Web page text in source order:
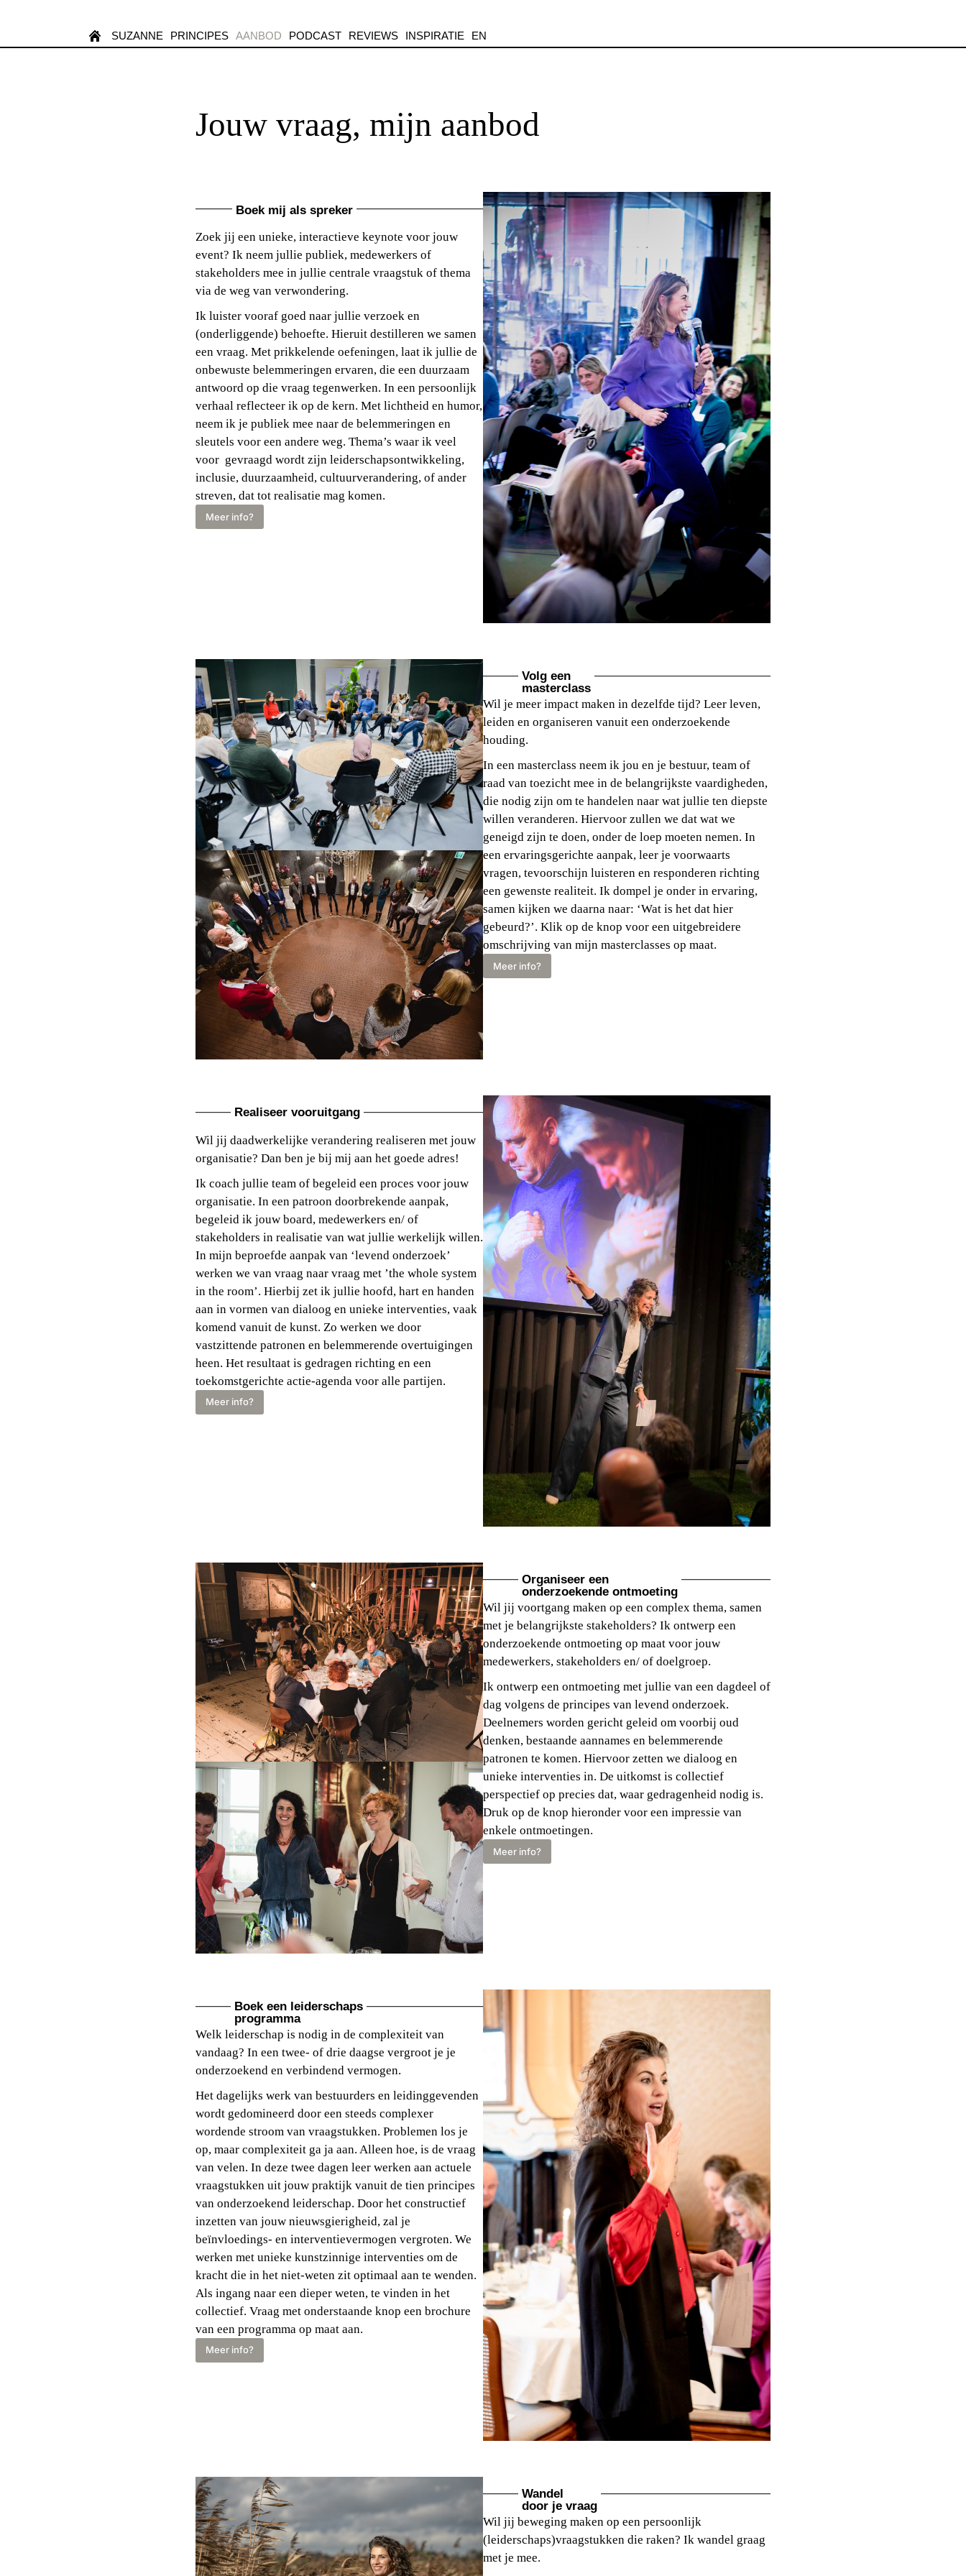
SUZANNE PRINCIPES AANBOD PODCAST REVIEWS INSPIRATIE EN
Jouw vraag, mijn aanbod
Boek mij als spreker
Zoek jij een unieke, interactieve keynote voor jouw
event? Ik neem jullie publiek, medewerkers of
stakeholders mee in jullie centrale vraagstuk of thema
via de weg van verwondering.
Ik luister vooraf goed naar jullie verzoek en
(onderliggende) behoefte. Hieruit destilleren we samen
een vraag. Met prikkelende oefeningen, laat ik jullie de
onbewuste belemmeringen ervaren, die een duurzaam
antwoord op die vraag tegenwerken. In een persoonlijk
verhaal reflecteer ik op de kern. Met lichtheid en humor,
neem ik je publiek mee naar de belemmeringen en
sleutels voor een andere weg. Thema’s waar ik veel
voor gevraagd wordt zijn leiderschapsontwikkeling,
inclusie, duurzaamheid, cultuurverandering, of ander
streven, dat tot realisatie mag komen.
Meer info?
Volg een
masterclass
Wil je meer impact maken in dezelfde tijd? Leer leven,
leiden en organiseren vanuit een onderzoekende
houding.
In een masterclass neem ik jou en je bestuur, team of
raad van toezicht mee in de belangrijkste vaardigheden,
die nodig zijn om te handelen naar wat jullie ten diepste
willen veranderen. Hiervoor zullen we dat wat we
geneigd zijn te doen, onder de loep moeten nemen. In
een ervaringsgerichte aanpak, leer je voorwaarts
vragen, tevoorschijn luisteren en responderen richting
een gewenste realiteit. Ik dompel je onder in ervaring,
samen kijken we daarna naar: ‘Wat is het dat hier
gebeurd?’. Klik op de knop voor een uitgebreidere
omschrijving van mijn masterclasses op maat.
Meer info?
Realiseer vooruitgang
Wil jij daadwerkelijke verandering realiseren met jouw
organisatie? Dan ben je bij mij aan het goede adres!
Ik coach jullie team of begeleid een proces voor jouw
organisatie. In een patroon doorbrekende aanpak,
begeleid ik jouw board, medewerkers en/ of
stakeholders in realisatie van wat jullie werkelijk willen.
In mijn beproefde aanpak van ‘levend onderzoek’
werken we van vraag naar vraag met ’the whole system
in the room’. Hierbij zet ik jullie hoofd, hart en handen
aan in vormen van dialoog en unieke interventies, vaak
komend vanuit de kunst. Zo werken we door
vastzittende patronen en belemmerende overtuigingen
heen. Het resultaat is gedragen richting en een
toekomstgerichte actie-agenda voor alle partijen.
Meer info?
Organiseer een
onderzoekende ontmoeting
Wil jij voortgang maken op een complex thema, samen
met je belangrijkste stakeholders? Ik ontwerp een
onderzoekende ontmoeting op maat voor jouw
medewerkers, stakeholders en/ of doelgroep.
Ik ontwerp een ontmoeting met jullie van een dagdeel of
dag volgens de principes van levend onderzoek.
Deelnemers worden gericht geleid om voorbij oud
denken, bestaande aannames en belemmerende
patronen te komen. Hiervoor zetten we dialoog en
unieke interventies in. De uitkomst is collectief
perspectief op precies dat, waar gedragenheid nodig is.
Druk op de knop hieronder voor een impressie van
enkele ontmoetingen.
Meer info?
Boek een leiderschaps
programma
Welk leiderschap is nodig in de complexiteit van
vandaag? In een twee- of drie daagse vergroot je je
onderzoekend en verbindend vermogen.
Het dagelijks werk van bestuurders en leidinggevenden
wordt gedomineerd door een steeds complexer
wordende stroom van vraagstukken. Problemen los je
op, maar complexiteit ga ja aan. Alleen hoe, is de vraag
van velen. In deze twee dagen leer werken aan actuele
vraagstukken uit jouw praktijk vanuit de tien principes
van onderzoekend leiderschap. Door het constructief
inzetten van jouw nieuwsgierigheid, zal je
beïnvloedings- en interventievermogen vergroten. We
werken met unieke kunstzinnige interventies om de
kracht die in het niet-weten zit optimaal aan te wenden.
Als ingang naar een dieper weten, te vinden in het
collectief. Vraag met onderstaande knop een brochure
van een programma op maat aan.
Meer info?
Wandel
door je vraag
Wil jij beweging maken op een persoonlijk
(leiderschaps)vraagstukken die raken? Ik wandel graag
met je mee.